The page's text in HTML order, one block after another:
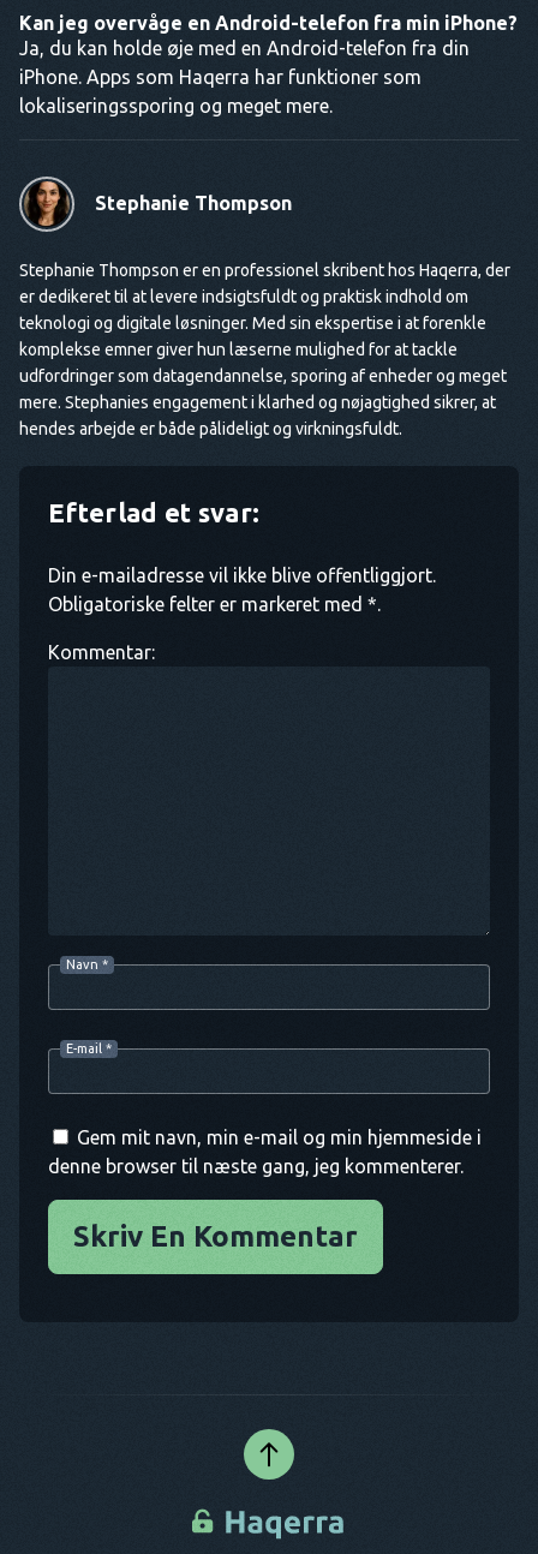
Kan jeg overvåge en Android-telefon fra min iPhone?
Ja, du kan holde øje med en Android-telefon fra din
iPhone. Apps som Haqerra har funktioner som
lokaliseringssporing og meget mere.
Stephanie Thompson
Stephanie Thompson er en professionel skribent hos Haqerra, der
er dedikeret til at levere indsigtsfuldt og praktisk indhold om
teknologi og digitale løsninger. Med sin ekspertise i at forenkle
komplekse emner giver hun læserne mulighed for at tackle
udfordringer som datagendannelse, sporing af enheder og meget
mere. Stephanies engagement i klarhed og nøjagtighed sikrer, at
hendes arbejde er både pålideligt og virkningsfuldt.
Efterlad et svar:
Din e-mailadresse vil ikke blive offentliggjort.
Obligatoriske felter er markeret med *.
Kommentar:
Navn *
E-mail *
Gem mit navn, min e-mail og min hjemmeside i
denne browser til næste gang, jeg kommenterer.
Skriv En Kommentar